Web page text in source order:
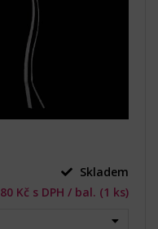
Skladem
80 Kč s DPH / bal. (1 ks)